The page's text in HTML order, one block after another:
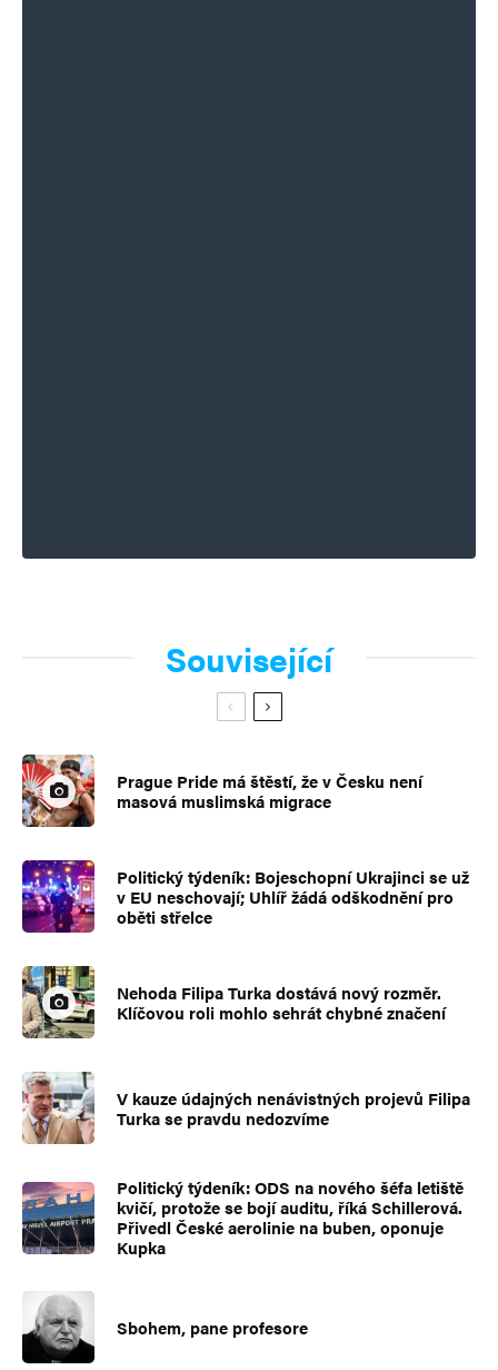
Související
Prague Pride má štěstí, že v Česku není
masová muslimská migrace
Politický týdeník: Bojeschopní Ukrajinci se už
v EU neschovají; Uhlíř žádá odškodnění pro
oběti střelce
Nehoda Filipa Turka dostává nový rozměr.
Klíčovou roli mohlo sehrát chybné značení
V kauze údajných nenávistných projevů Filipa
Turka se pravdu nedozvíme
Politický týdeník: ODS na nového šéfa letiště
kvičí, protože se bojí auditu, říká Schillerová.
Přivedl České aerolinie na buben, oponuje
Kupka
Sbohem, pane profesore